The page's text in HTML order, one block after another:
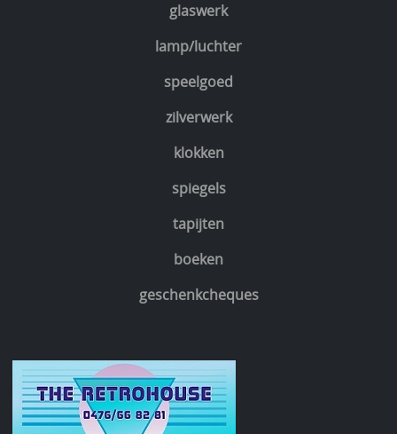
glaswerk
lamp/luchter
speelgoed
zilverwerk
klokken
spiegels
tapijten
boeken
geschenkcheques